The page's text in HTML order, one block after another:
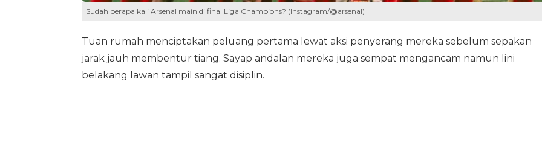
Sudah berapa kali Arsenal main di final Liga Champions? (Instagram/@arsenal)
Tuan rumah menciptakan peluang pertama lewat aksi penyerang mereka sebelum sepakan
jarak jauh membentur tiang. Sayap andalan mereka juga sempat mengancam namun lini
belakang lawan tampil sangat disiplin.